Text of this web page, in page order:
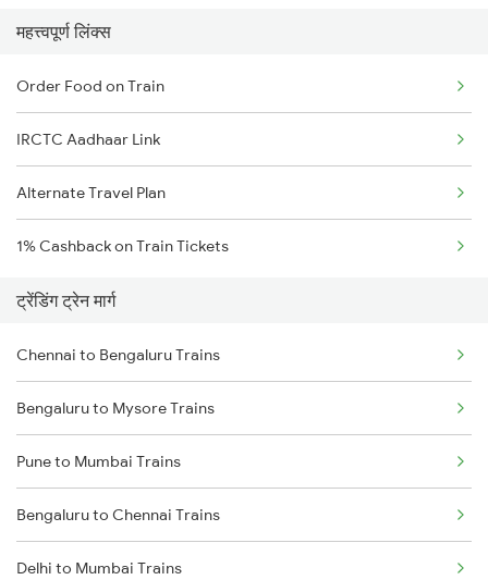
महत्त्वपूर्ण लिंक्स
Order Food on Train
IRCTC Aadhaar Link
Alternate Travel Plan
1% Cashback on Train Tickets
ट्रेंडिंग ट्रेन मार्ग
Chennai to Bengaluru Trains
Bengaluru to Mysore Trains
Pune to Mumbai Trains
Bengaluru to Chennai Trains
Delhi to Mumbai Trains